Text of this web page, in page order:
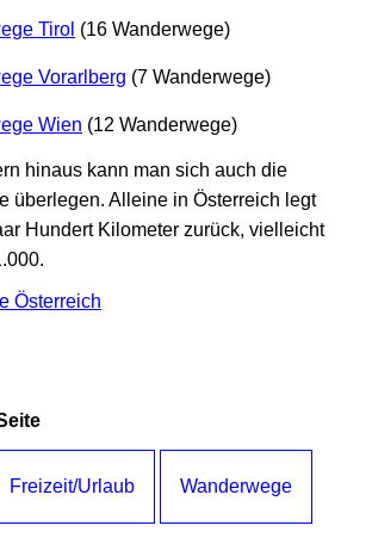
Tirol (16 Wanderwege)
Vorarlberg (7 Wanderwege)
Wien (12 Wanderwege)
hinaus kann man sich auch die
überlegen. Alleine in Österreich legt
Hundert Kilometer zurück, vielleicht
Österreich
Freizeit/Urlaub Wanderwege